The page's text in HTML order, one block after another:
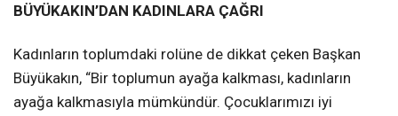
BÜYÜKAKIN’DAN KADINLARA ÇAĞRI
Kadınların toplumdaki rolüne de dikkat çeken Başkan
Büyükakın, “Bir toplumun ayağa kalkması, kadınların
ayağa kalkmasıyla mümkündür. Çocuklarımızı iyi